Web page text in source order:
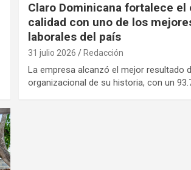
Claro Dominicana fortalece el
calidad con uno de los
laborales del país
31 julio 2026 Redacción
La empresa alcanzó el mejor resultado
organizacional de su historia, con un